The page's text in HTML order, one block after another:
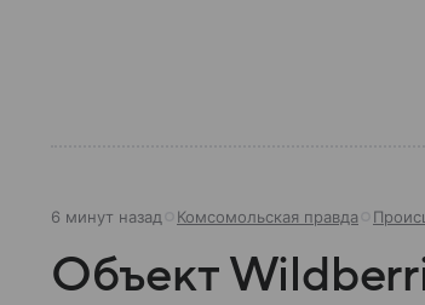
6 минут назад Комсомольская правда
Объект